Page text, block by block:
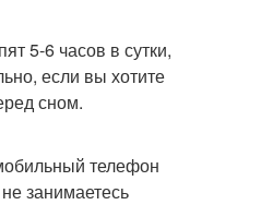
5-6 часов в сутки,
если вы хотите
сном.
телефон
занимаетесь